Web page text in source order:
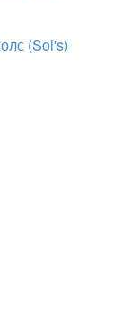
(Sol's)